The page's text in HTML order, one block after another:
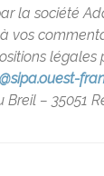
la société
légales
– 35051